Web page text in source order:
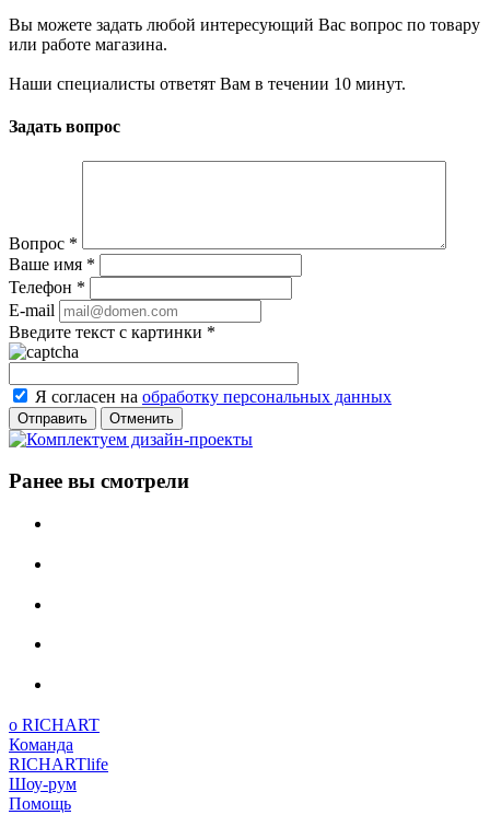
Вы можете задать любой интересующий Вас вопрос по товару
или работе магазина.
Наши специалисты ответят Вам в течении 10 минут.
Задать вопрос
Вопрос *
Ваше имя *
Телефон *
E-mail
Введите текст с картинки *
Я согласен на обработку персональных данных
Отменить
Ранее вы смотрели
о RICHART
Команда
RICHARTlife
Шоу-рум
Помощь